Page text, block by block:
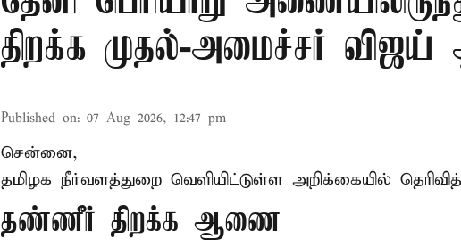
திறக்க முதல்-அமைச்சர்
Published on: 07 Aug 2026, 12:47 pm
சென்னை,
தமிழக நீர்வளத்துறை வெளியிட்டுள்ள அறிக்கையில்
தண்ணீர் திறக்க ஆணை